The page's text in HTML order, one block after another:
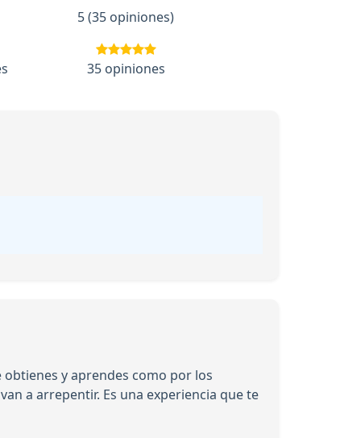
5 (35 opiniones)
35 opiniones
y aprendes como por los
a arrepentir. Es una experiencia que te